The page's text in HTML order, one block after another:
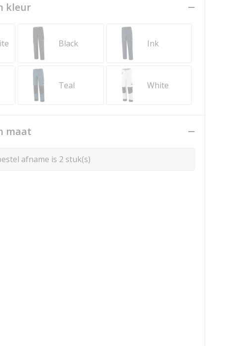
kleur
Black Ink
Teal White
maat
afname is 2 stuk(s)